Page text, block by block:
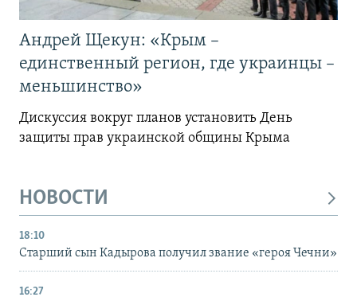
Андрей Щекун: «Крым –
единственный регион, где украинцы –
меньшинство»
Дискуссия вокруг планов установить День
защиты прав украинской общины Крыма
НОВОСТИ
18:10
Старший сын Кадырова получил звание «героя Чечни»
16:27